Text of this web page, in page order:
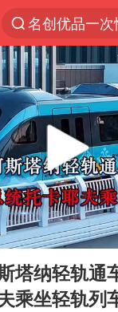
名创优品一
香港宏福苑
周末打虎 宋
白海豚将正
浙江台州《
多个明星演唱
塔纳轻轨通
乘坐轻轨列